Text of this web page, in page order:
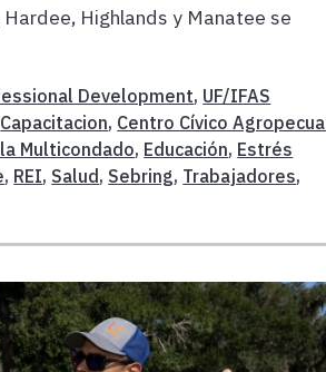
Highlands y Manatee se
Development, UF/IFAS
Capacitacion, Centro Cívico
Multicondado, Educación, Estrés
, REI, Salud, Sebring, Trabajadores,